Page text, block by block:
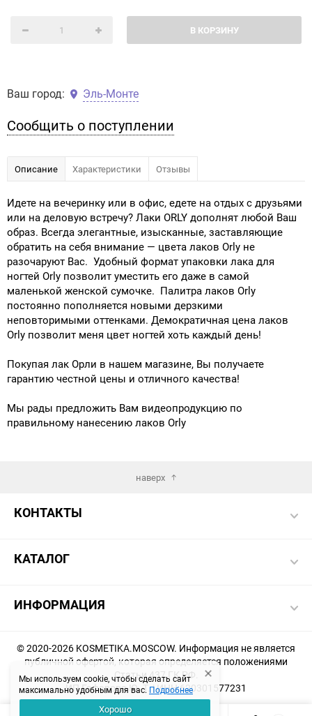
Мы используем cookie, чтобы сделать сайт
максимально удобным для вас. Подробнее
Хорошо
В КОРЗИНУ
Ваш город: Эль-Монте
Сообщить о поступлении
Описание Характеристики Отзывы
Идете на вечеринку или в офис, едете на отдых с друзьями
или на деловую встречу? Лаки ORLY дополнят любой Ваш
образ. Всегда элегантные, изысканные, заставляющие
обратить на себя внимание — цвета лаков Orly не
разочаруют Вас. Удобный формат упаковки лака для
ногтей Orly позволит уместить его даже в самой
маленькой женской сумочке. Палитра лаков Orly
постоянно пополняется новыми дерзкими
неповторимыми оттенками. Демократичная цена лаков
Orly позволит меня цвет ногтей хоть каждый день!
Покупая лак Орли в нашем магазине, Вы получаете
гарантию честной цены и отличного качества!
Мы рады предложить Вам видеопродукцию по
правильному нанесению лаков Orly
наверх
КОНТАКТЫ
КАТАЛОГ
ИНФОРМАЦИЯ
© 2020-2026 KOSMETIKA.MOSCOW. Информация не является
публичной офертой, которая определяется положениями
Статьи 437 ГК РФ.
ИП Гафарова Ю. Т. | ИНН 620301577231